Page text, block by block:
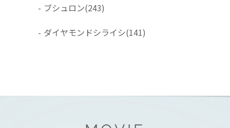
- ブシュロン(243)
- ダイヤモンドシライシ(141)